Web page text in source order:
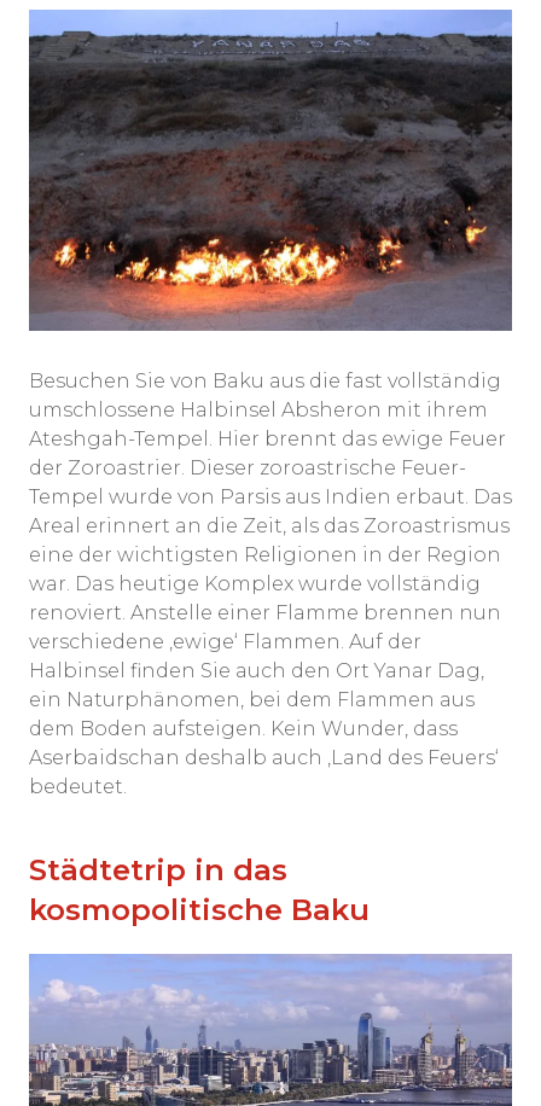
Besuchen Sie von Baku aus die fast vollständig
umschlossene Halbinsel Absheron mit ihrem
Ateshgah-Tempel. Hier brennt das ewige Feuer
der Zoroastrier. Dieser zoroastrische Feuer-
Tempel wurde von Parsis aus Indien erbaut. Das
Areal erinnert an die Zeit, als das Zoroastrismus
eine der wichtigsten Religionen in der Region
war. Das heutige Komplex wurde vollständig
renoviert. Anstelle einer Flamme brennen nun
verschiedene ‚ewige‘ Flammen. Auf der
Halbinsel finden Sie auch den Ort Yanar Dag,
ein Naturphänomen, bei dem Flammen aus
dem Boden aufsteigen. Kein Wunder, dass
Aserbaidschan deshalb auch ‚Land des Feuers‘
bedeutet.
Städtetrip in das
kosmopolitische Baku